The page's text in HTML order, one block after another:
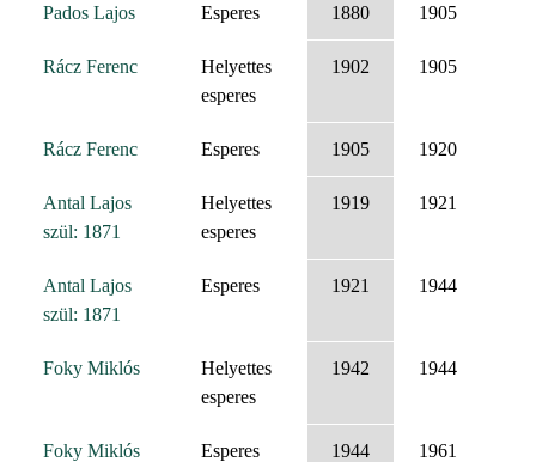
Pados Lajos Esperes 1880 1905
Rácz Ferenc
Helyettes
esperes
1902 1905
Rácz Ferenc Esperes 1905 1920
Antal Lajos
szül: 1871
Helyettes
esperes
1919 1921
Antal Lajos
szül: 1871
Esperes 1921 1944
Foky Miklós
Helyettes
esperes
1942 1944
Foky Miklós Esperes 1944 1961